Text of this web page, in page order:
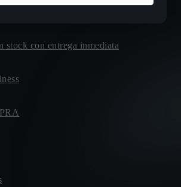
stock con entrega inmediata